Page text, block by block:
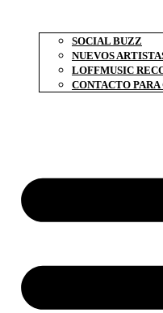
SOCIAL BUZZ
NUEVOS
LOFFMUSIC
CONTACTO PARA